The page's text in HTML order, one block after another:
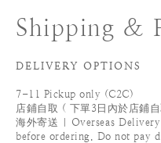
Shipping &
DELIVERY OPTIONS
7-11 Pickup only (C2C)
店鋪自取 ( 下單3日內於店鋪
海外寄送 | Overseas
before ordering. Do not pay